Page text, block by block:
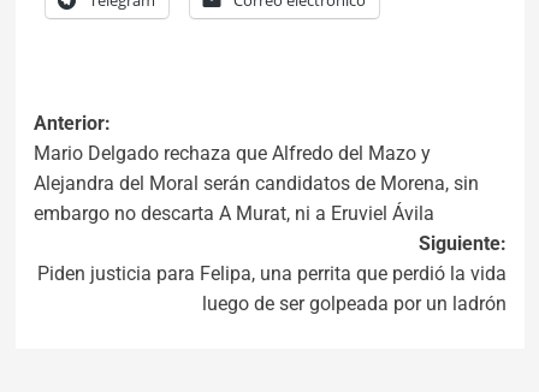
Anterior:
Mario Delgado rechaza que Alfredo del Mazo y
Alejandra del Moral serán candidatos de Morena, sin
embargo no descarta A Murat, ni a Eruviel Ávila
Siguiente:
Piden justicia para Felipa, una perrita que perdió la vida
luego de ser golpeada por un ladrón